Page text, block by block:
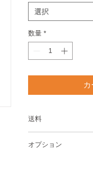
選択
数量 *
送料
北海道、沖縄、離島
オプション